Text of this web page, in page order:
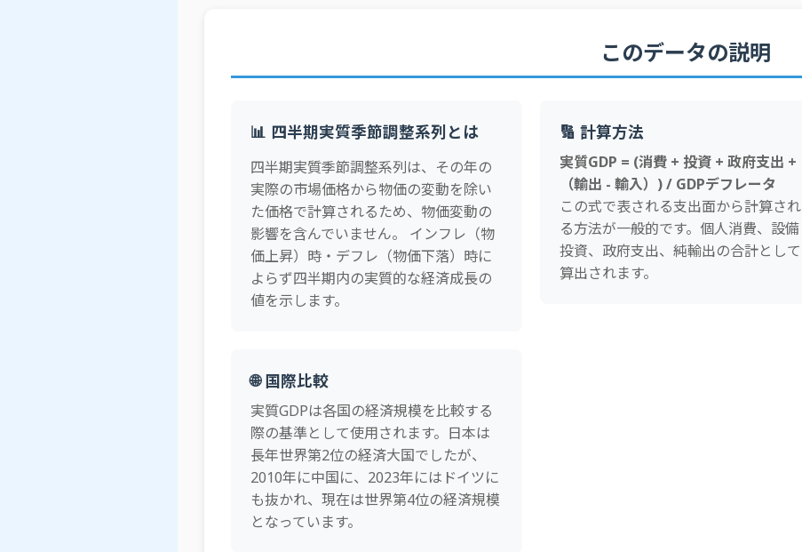
このデータの説明
📊 四半期実質季節調整系列とは
四半期実質季節調整系列は、その年の
実際の市場価格から物価の変動を除い
た価格で計算されるため、物価変動の
影響を含んでいません。 インフレ（物
価上昇）時・デフレ（物価下落）時に
よらず四半期内の実質的な経済成長の
値を示します。
🔢 計算方法
実質GDP = (消費 + 投資 + 政府支出 +
（輸出 - 輸入）) / GDPデフレータ
この式で表される支出面から計算され
る方法が一般的です。個人消費、設備
投資、政府支出、純輸出の合計として
算出されます。
🌐 国際比較
実質GDPは各国の経済規模を比較する
際の基準として使用されます。日本は
長年世界第2位の経済大国でしたが、
2010年に中国に、2023年にはドイツに
も抜かれ、現在は世界第4位の経済規模
となっています。